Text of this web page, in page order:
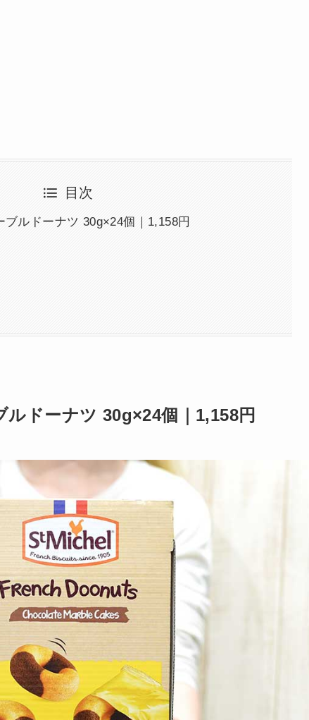
目次
ルドーナツ 30g×24個｜1,158円
ドーナツ 30g×24個｜1,158円